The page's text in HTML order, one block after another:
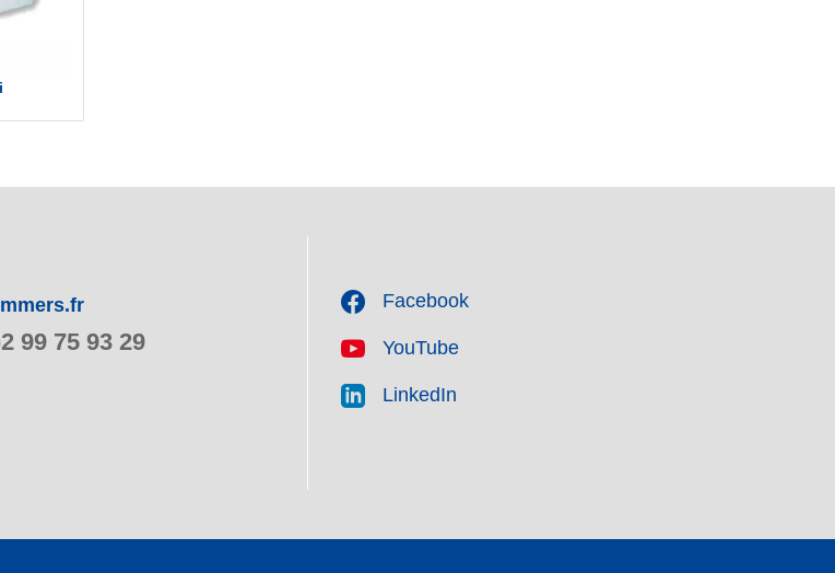
99 75 93 29
Facebook
YouTube
LinkedIn